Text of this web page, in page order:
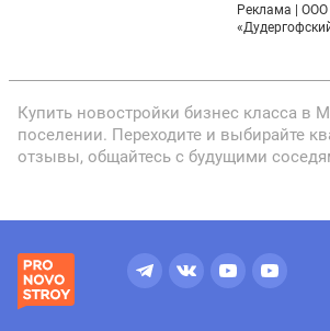
Реклама | ООО
Купить новостройки бизнес класса в
поселении. Переходите и выбирайте
отзывы, общайтесь с будущими